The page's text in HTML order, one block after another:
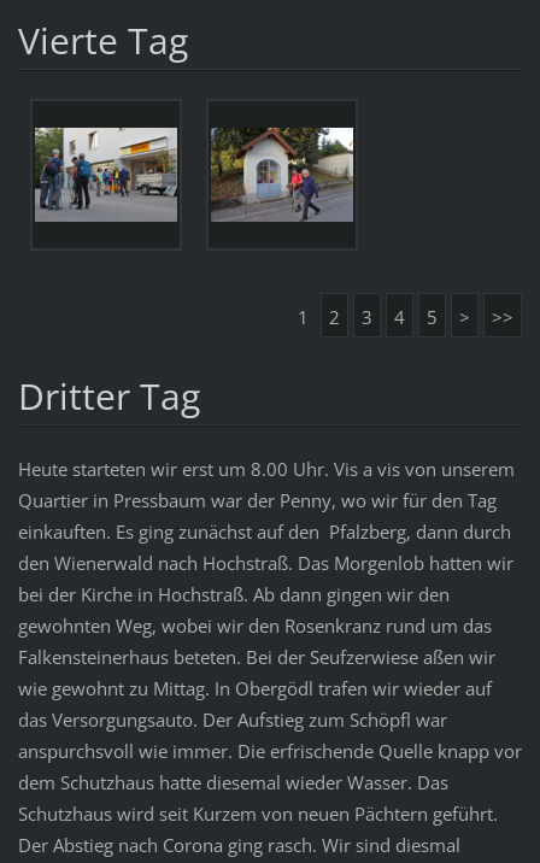
Vierte Tag
1 2 3 4 5 > >>
Dritter Tag
Heute starteten wir erst um 8.00 Uhr. Vis a vis von unserem
Quartier in Pressbaum war der Penny, wo wir für den Tag
einkauften. Es ging zunächst auf den Pfalzberg, dann durch
den Wienerwald nach Hochstraß. Das Morgenlob hatten wir
bei der Kirche in Hochstraß. Ab dann gingen wir den
gewohnten Weg, wobei wir den Rosenkranz rund um das
Falkensteinerhaus beteten. Bei der Seufzerwiese aßen wir
wie gewohnt zu Mittag. In Obergödl trafen wir wieder auf
das Versorgungsauto. Der Aufstieg zum Schöpfl war
anspurchsvoll wie immer. Die erfrischende Quelle knapp vor
dem Schutzhaus hatte diesemal wieder Wasser. Das
Schutzhaus wird seit Kurzem von neuen Pächtern geführt.
Der Abstieg nach Corona ging rasch. Wir sind diesmal